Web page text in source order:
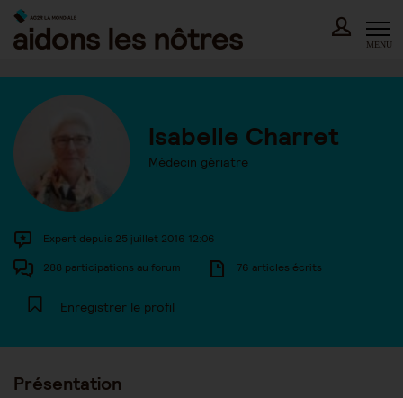
Skip
content
MENU
Isabelle Charret
Médecin gériatre
Expert depuis 25 juillet 2016 12:06
288 participations au forum 76 articles écrits
Enregistrer le profil
Présentation